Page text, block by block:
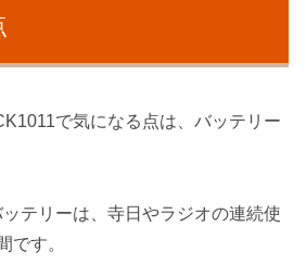
で気になる点は、バッテリー
テリーは、寺日やラジオの連続使
です。